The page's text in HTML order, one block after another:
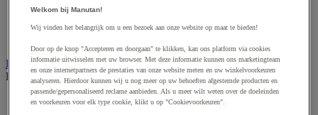
Big bag
Overslag container
Handdoeken en handdoekdispenser
Bekijk de hele productgroep
Handdoek gevouwen en rollen
Welkom bij Manutan!
Wij vinden het belangrijk om u een bezoek aan onze website op maat te bieden!
Door op de knop "Accepteren en doorgaan" te klikken, kan ons platform via cookies
informatie uitwisselen met uw browser. Met deze informatie kunnen ons marketingteam
en onze internetpartners de prestaties van onze website meten en uw winkelvoorkeuren
analyseren. Hierdoor kunnen wij u nog meer op uw behoeften afgestemde producten en
passende/gepersonaliseerd reclame aanbieden. Als u meer wilt weten over de doeleinden
en voorkeuren voor elk type cookie, klikt u op "Cookievoorkeuren".